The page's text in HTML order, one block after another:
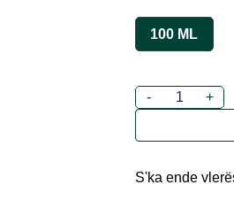
100 ML
- +
S'ka ende